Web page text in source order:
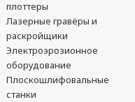
плоттеры
Лазерные гравёры и
раскройщики
Электроэрозионное
оборудование
Плоскошлифовальные
станки